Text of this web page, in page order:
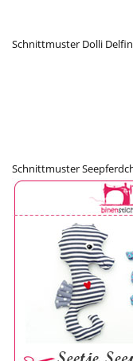
Schnittmuster Dolli Delfin
Schnittmuster